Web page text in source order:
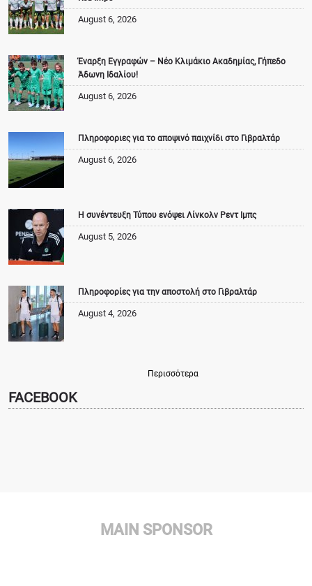
August 6, 2026
Έναρξη Εγγραφών – Νέο Κλιμάκιο Ακαδημίας, Γήπεδο
Άδωνη Ιδαλίου!
August 6, 2026
Πληροφοριες για το αποψινό παιχνίδι στο Γιβραλτάρ
August 6, 2026
Η συνέντευξη Τύπου ενόψει Λίνκολν Ρεντ Ιμπς
August 5, 2026
Πληροφορίες για την αποστολή στο Γιβραλτάρ
August 4, 2026
Περισσότερα
FACEBOOK
MAIN SPONSOR